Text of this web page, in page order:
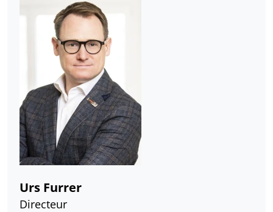
Urs Furrer
Directeur